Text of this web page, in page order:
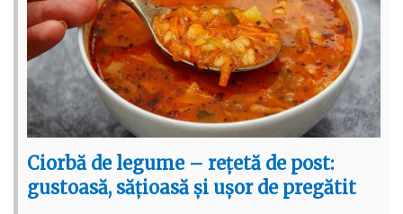
Ciorbă de legume – rețetă de post:
gustoasă, sățioasă și ușor de pregătit